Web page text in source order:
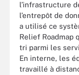
l’infrastructure
l’entrepôt de
a utilisé ce
Relief Roadmap
tri parmi les
En interne, les
travaillé à